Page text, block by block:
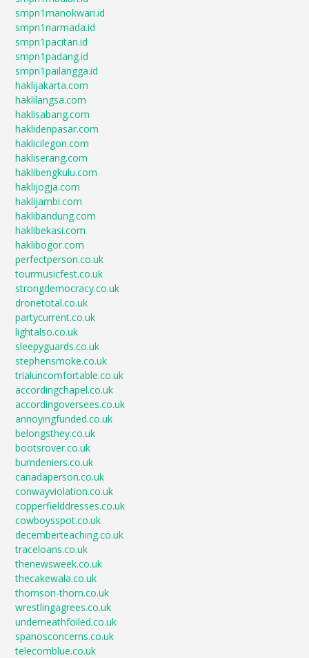
smpn1manokwari.id
smpn1narmada.id
smpn1pacitan.id
smpn1padang.id
smpn1pailangga.id
haklijakarta.com
haklilangsa.com
haklisabang.com
haklidenpasar.com
haklicilegon.com
hakliserang.com
haklibengkulu.com
haklijogja.com
haklijambi.com
haklibandung.com
haklibekasi.com
haklibogor.com
perfectperson.co.uk
tourmusicfest.co.uk
strongdemocracy.co.uk
dronetotal.co.uk
partycurrent.co.uk
lightalso.co.uk
sleepyguards.co.uk
stephensmoke.co.uk
trialuncomfortable.co.uk
accordingchapel.co.uk
accordingoversees.co.uk
annoyingfunded.co.uk
belongsthey.co.uk
bootsrover.co.uk
burndeniers.co.uk
canadaperson.co.uk
conwayviolation.co.uk
copperfielddresses.co.uk
cowboysspot.co.uk
decemberteaching.co.uk
traceloans.co.uk
thenewsweek.co.uk
thecakewala.co.uk
thomson-thorn.co.uk
wrestlingagrees.co.uk
underneathfoiled.co.uk
spanosconcerns.co.uk
telecomblue.co.uk